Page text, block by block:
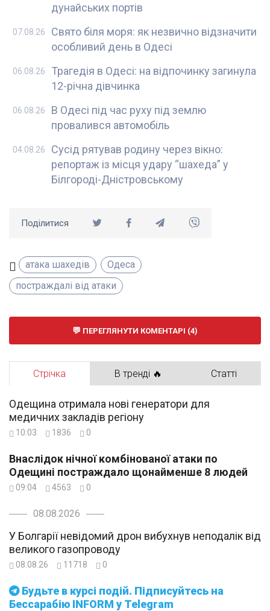
дунайських портів
Свято біля моря: як незвично відзначити
особливий день в Одесі
07.08.26
Трагедія в Одесі: на відпочинку загинула
12-річна дівчинка
06.08.26
В Одесі під час руху під землю
провалився автомобіль
06.08.26
Сусід рятував родину через вікно:
репортаж із місця удару “шахеда” у
Білгороді-Дністровському
04.08.26
Поділитися
атака шахедів
Одеса
постраждалі від атаки
ПЕРЕГЛЯНУТИ КОМЕНТАРІ (4)
Стрічка В тренді 🔥 Статті
Будьте в курсі подій. Підписуйтесь на
Бессарабію INFORM у Telegram
Одещина отримала нові генератори для
медичних закладів регіону
10:03 1836 0
Внаслідок нічної комбінованої атаки по
Одещині постраждало щонайменше 8 людей
09:04 4563 0
08.08.2026
У Болгарії невідомий дрон вибухнув неподалік від
великого газопроводу
08.08.26 11718 0